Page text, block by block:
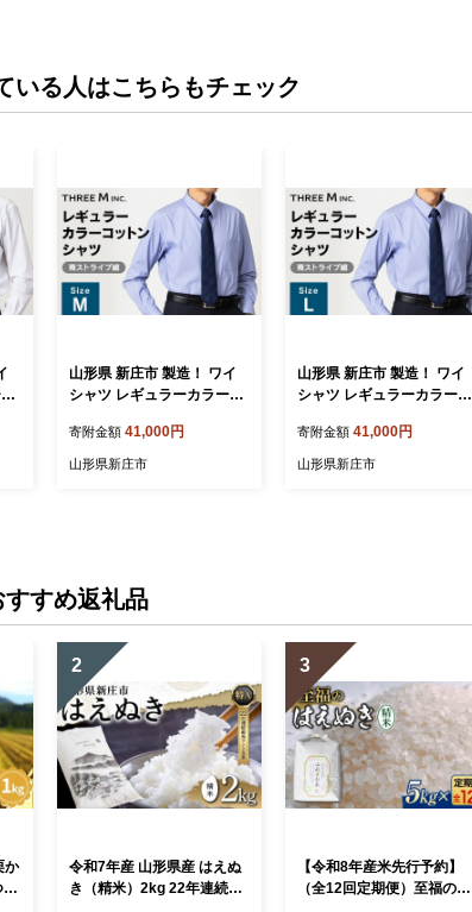
いる人はこちらもチェック
山形県 新庄市 製造！ ワイ
シャツ レギュラーカラーコ
Mサイズ 綿100％ 長袖 紳士
用 日本製 メイドインジャパ
寄附金額 41,000円
山形県新庄市
山形県 新庄市 製造！ ワイ
シャツ レギュラーカラーコ
Lサイズ 綿100％ 長袖 紳士
用 日本製 メイドインジャパ
寄附金額 41,000円
山形県新庄市
すめ返礼品
か
ま
2
令和7年産 山形県産 はえぬ
き（精米）2kg 22年連続特
3
【令和8年産米先行予約】
（全12回定期便）至福のは